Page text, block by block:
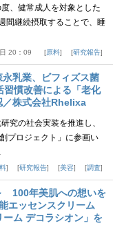
、健常成人を対象とした
間継続摂取することで、睡
20：09 原料 研究報告
永乳業、ビフィズス菌
慣改善による「老化
／株式会社Rhelixa
究の社会実装を推進し、
プロジェクト」に参画い
研究報告 美容 調査
100年美肌への想いを
エッセンスクリーム
ム デコラシオン」を